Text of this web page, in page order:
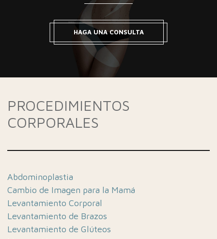
HAGA UNA CONSULTA
PROCEDIMIENTOS
CORPORALES
Abdominoplastia
Cambio de Imagen para la Mamá
Levantamiento Corporal
Levantamiento de Brazos
Levantamiento de Glúteos